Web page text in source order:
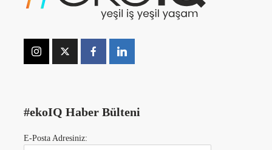
#ekoIQ Haber Bülteni
E-Posta Adresiniz: